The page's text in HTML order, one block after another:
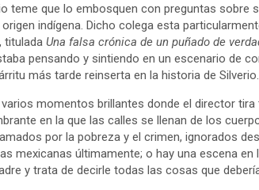
teme que lo embosquen con preguntas sobre
indígena. Dicho colega esta
titulada Una falsa crónica de un puñado de
pensando y sintiendo en un escenario de
más tarde reinserta en la historia de Silverio.
momentos brillantes donde el director
en la que las calles se llenan de los
por la pobreza y el crimen, ignorados
mexicanas últimamente; o hay una escena en
y trata de decirle todas las cosas que